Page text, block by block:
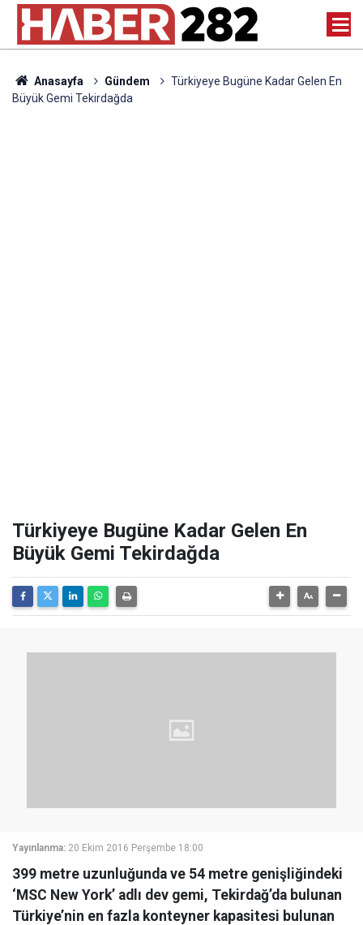
Anasayfa Gündem
Türkiyeye Bugüne Kadar Gelen En
Büyük Gemi Tekirdağda
Türkiyeye Bugüne Kadar Gelen En
Büyük Gemi Tekirdağda
Yayınlanma: 20 Ekim 2016 Perşembe 18:00
399 metre uzunluğunda ve 54 metre genişliğindeki
‘MSC New York’ adlı dev gemi, Tekirdağ’da bulunan
Türkiye’nin en fazla konteyner kapasitesi bulunan